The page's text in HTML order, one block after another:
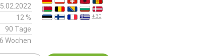
12 %
90 Tage
Wochen
+30